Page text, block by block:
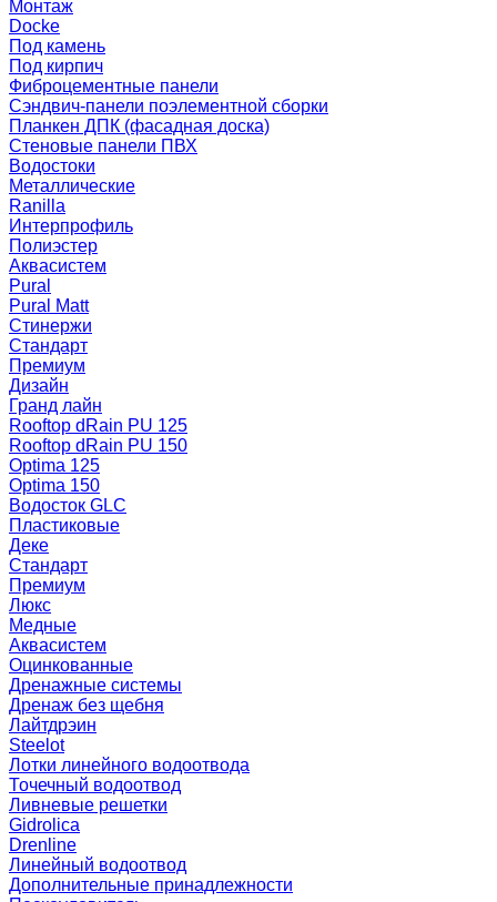
Монтаж
Docke
Под камень
Под кирпич
Фиброцементные панели
Сэндвич-панели поэлементной сборки
Планкен ДПК (фасадная доска)
Стеновые панели ПВХ
Водостоки
Металлические
Ranilla
Интерпрофиль
Полиэстер
Аквасистем
Pural
Pural Matt
Стинержи
Стандарт
Премиум
Дизайн
Гранд лайн
Rooftop dRain PU 125
Rooftop dRain PU 150
Optima 125
Optima 150
Водосток GLC
Пластиковые
Деке
Стандарт
Премиум
Люкс
Медные
Аквасистем
Оцинкованные
Дренажные системы
Дренаж без щебня
Лайтдрэин
Steelot
Лотки линейного водоотвода
Точечный водоотвод
Ливневые решетки
Gidrolica
Drenline
Линейный водоотвод
Дополнительные принадлежности